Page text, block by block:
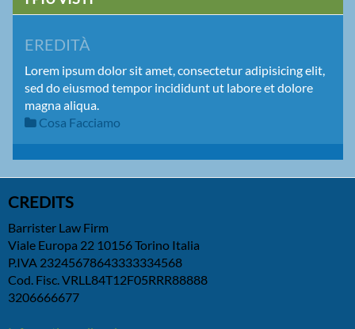
EREDITÀ
Lorem ipsum dolor sit amet, consectetur adipisicing elit,
sed do eiusmod tempor incididunt ut labore et dolore
magna aliqua.
Cosa Facciamo
CREDITS
Barrister Law Firm
Viale Europa 22 10156 Torino Italia
P.IVA 23245678643333334568
Cod. Fisc. VRLL84T12F05RRR88888
3206666677